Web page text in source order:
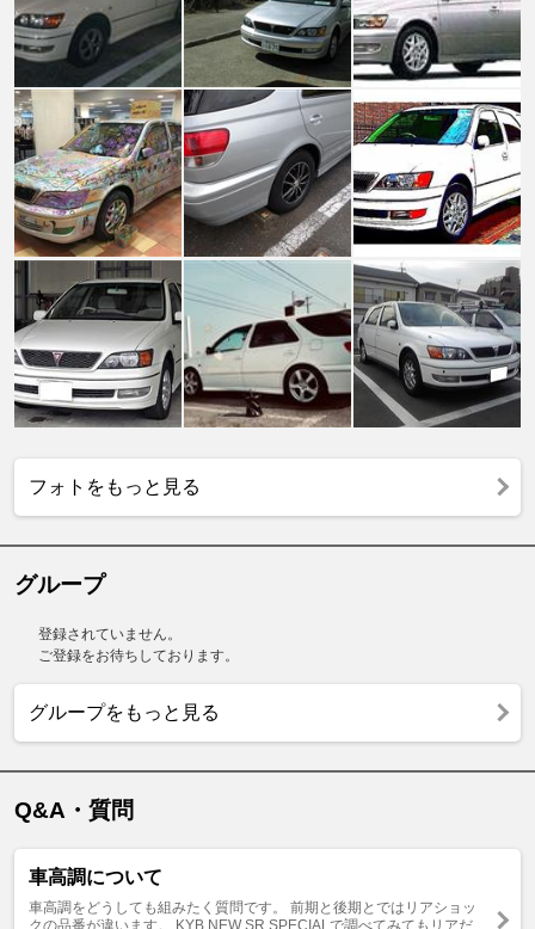
フォトをもっと見る
グループ
登録されていません。
ご登録をお待ちしております。
グループをもっと見る
Q&A・質問
車高調について
車高調をどうしても組みたく質問です。 前期と後期とではリアショッ
クの品番が違います。 KYB NEW SR SPECIALで調べてみてもリアだ